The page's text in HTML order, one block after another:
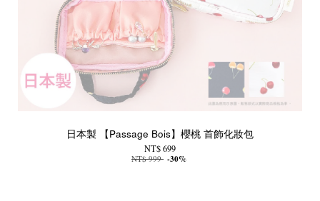
日本製 【Passage Bois】櫻桃 首飾化妝包
NT$ 699
NT$ 999 -30%